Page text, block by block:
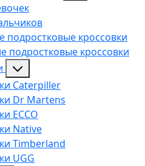
подростковые кроссовки
подростковые кроссовки
Caterpiller
Dr Martens
ECCO
Native
Timberland
UGG